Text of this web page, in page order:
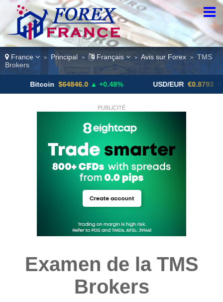
France > Principal > Français > Avis sur Forex >
TMS
Brokers
$64846.0 ▲ +0.48% USD/EUR €0.8793 ▼
PUBLICITÉ
Examen de la TMS
Brokers